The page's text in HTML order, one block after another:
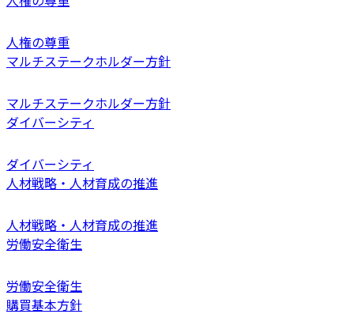
人権の尊重
マルチステークホルダー方針
マルチステークホルダー方針
ダイバーシティ
ダイバーシティ
人材戦略・人材育成の推進
人材戦略・人材育成の推進
労働安全衛生
労働安全衛生
購買基本方針